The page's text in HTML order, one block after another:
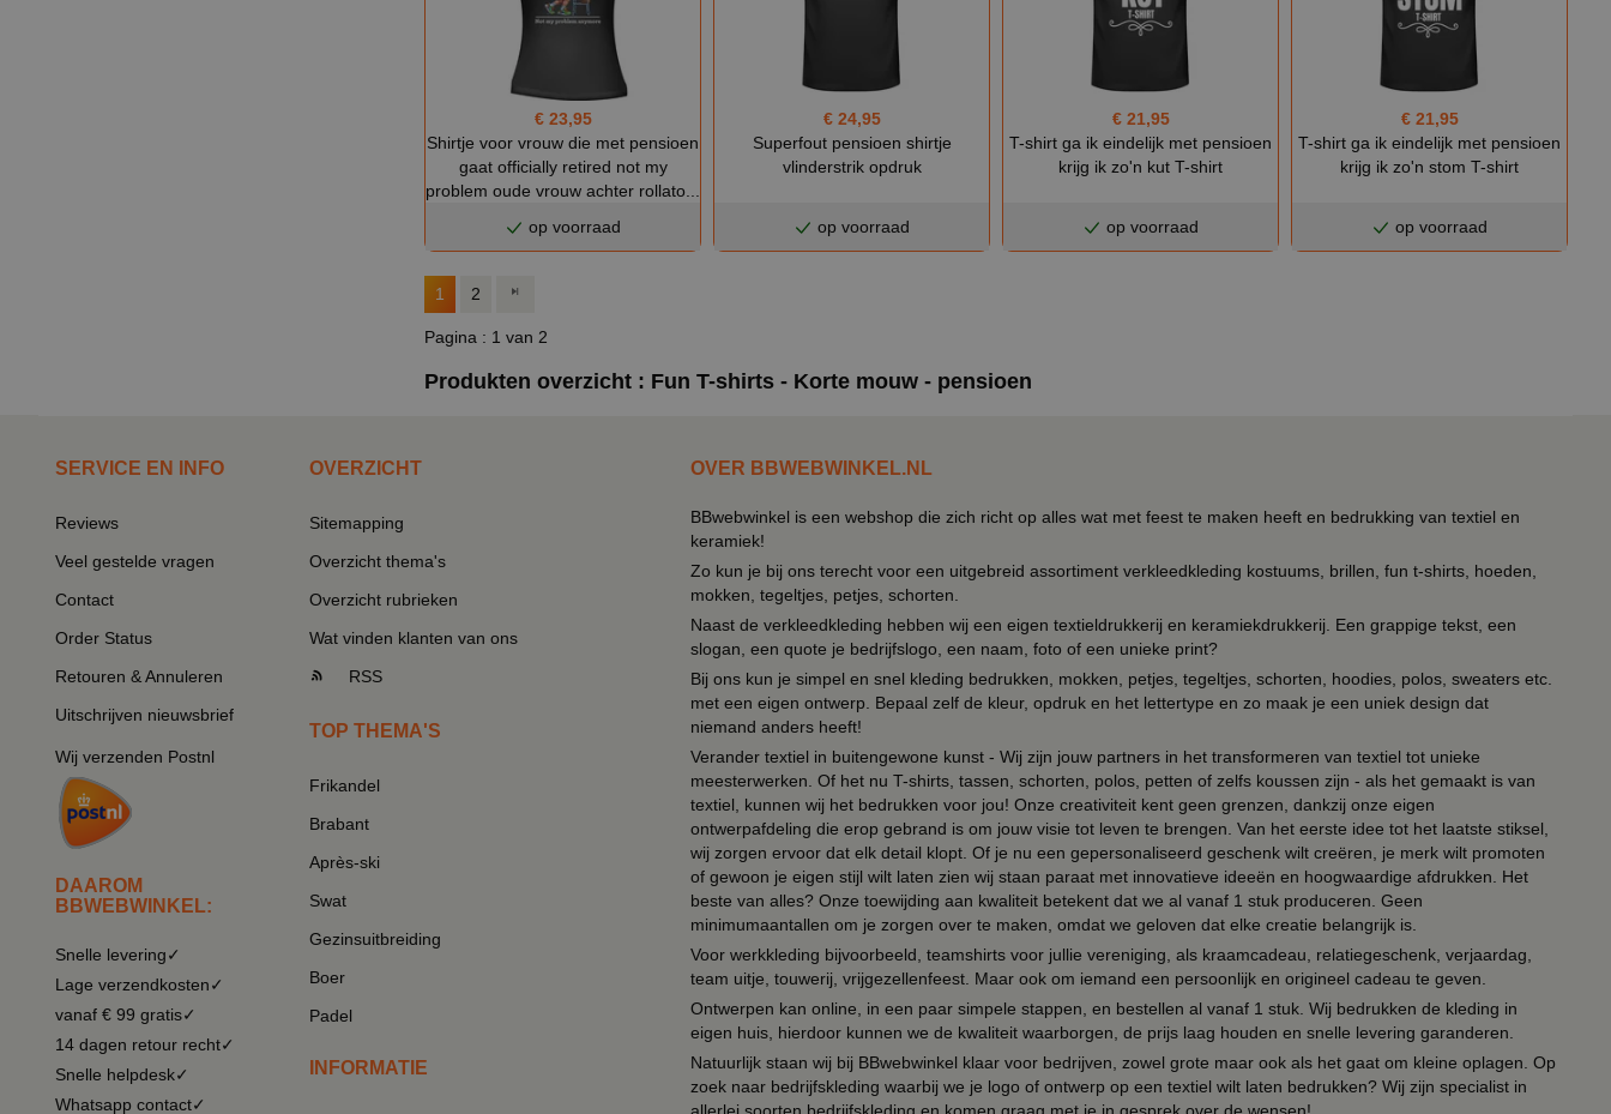
€ 23,95
Shirtje voor vrouw die met pensioen
gaat officially retired not my
problem oude vrouw achter rollato...
op voorraad
€ 24,95
Superfout pensioen shirtje
vlinderstrik opdruk
op voorraad
€ 21,95
T-shirt ga ik eindelijk met pensioen
krijg ik zo'n kut T-shirt
op voorraad
€ 21,95
T-shirt ga ik eindelijk met pensioen
krijg ik zo'n stom T-shirt
op voorraad
1 2
Pagina : 1 van 2
Produkten overzicht : Fun T-shirts - Korte mouw - pensioen
SERVICE EN INFO
Reviews
Veel gestelde vragen
Contact
Order Status
Retouren & Annuleren
Uitschrijven nieuwsbrief
Wij verzenden Postnl
DAAROM
BBWEBWINKEL:
Snelle levering✓
Lage verzendkosten✓
vanaf € 99 gratis✓
14 dagen retour recht✓
Snelle helpdesk✓
Whatsapp contact✓
OVERZICHT
Sitemapping
Overzicht thema's
Overzicht rubrieken
Wat vinden klanten van ons
RSS
TOP THEMA'S
Frikandel
Brabant
Après-ski
Swat
Gezinsuitbreiding
Boer
Padel
INFORMATIE
OVER BBWEBWINKEL.NL
BBwebwinkel is een webshop die zich richt op alles wat met feest te maken heeft en bedrukking van textiel en
keramiek!
Zo kun je bij ons terecht voor een uitgebreid assortiment verkleedkleding kostuums, brillen, fun t-shirts, hoeden,
mokken, tegeltjes, petjes, schorten.
Naast de verkleedkleding hebben wij een eigen textieldrukkerij en keramiekdrukkerij. Een grappige tekst, een
slogan, een quote je bedrijfslogo, een naam, foto of een unieke print?
Bij ons kun je simpel en snel kleding bedrukken, mokken, petjes, tegeltjes, schorten, hoodies, polos, sweaters etc.
met een eigen ontwerp. Bepaal zelf de kleur, opdruk en het lettertype en zo maak je een uniek design dat
niemand anders heeft!
Verander textiel in buitengewone kunst - Wij zijn jouw partners in het transformeren van textiel tot unieke
meesterwerken. Of het nu T-shirts, tassen, schorten, polos, petten of zelfs koussen zijn - als het gemaakt is van
textiel, kunnen wij het bedrukken voor jou! Onze creativiteit kent geen grenzen, dankzij onze eigen
ontwerpafdeling die erop gebrand is om jouw visie tot leven te brengen. Van het eerste idee tot het laatste stiksel,
wij zorgen ervoor dat elk detail klopt. Of je nu een gepersonaliseerd geschenk wilt creëren, je merk wilt promoten
of gewoon je eigen stijl wilt laten zien wij staan paraat met innovatieve ideeën en hoogwaardige afdrukken. Het
beste van alles? Onze toewijding aan kwaliteit betekent dat we al vanaf 1 stuk produceren. Geen
minimumaantallen om je zorgen over te maken, omdat we geloven dat elke creatie belangrijk is.
Voor werkkleding bijvoorbeeld, teamshirts voor jullie vereniging, als kraamcadeau, relatiegeschenk, verjaardag,
team uitje, touwerij, vrijgezellenfeest. Maar ook om iemand een persoonlijk en origineel cadeau te geven.
Ontwerpen kan online, in een paar simpele stappen, en bestellen al vanaf 1 stuk. Wij bedrukken de kleding in
eigen huis, hierdoor kunnen we de kwaliteit waarborgen, de prijs laag houden en snelle levering garanderen.
Natuurlijk staan wij bij BBwebwinkel klaar voor bedrijven, zowel grote maar ook als het gaat om kleine oplagen. Op
zoek naar bedrijfskleding waarbij we je logo of ontwerp op een textiel wilt laten bedrukken? Wij zijn specialist in
allerlei soorten bedrijfskleding en komen graag met je in gesprek over de wensen!